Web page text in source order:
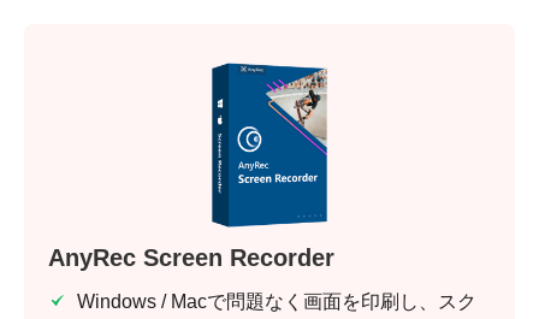
AnyRec Screen Recorder
Windows / Macで問題なく画面を印刷し、スク